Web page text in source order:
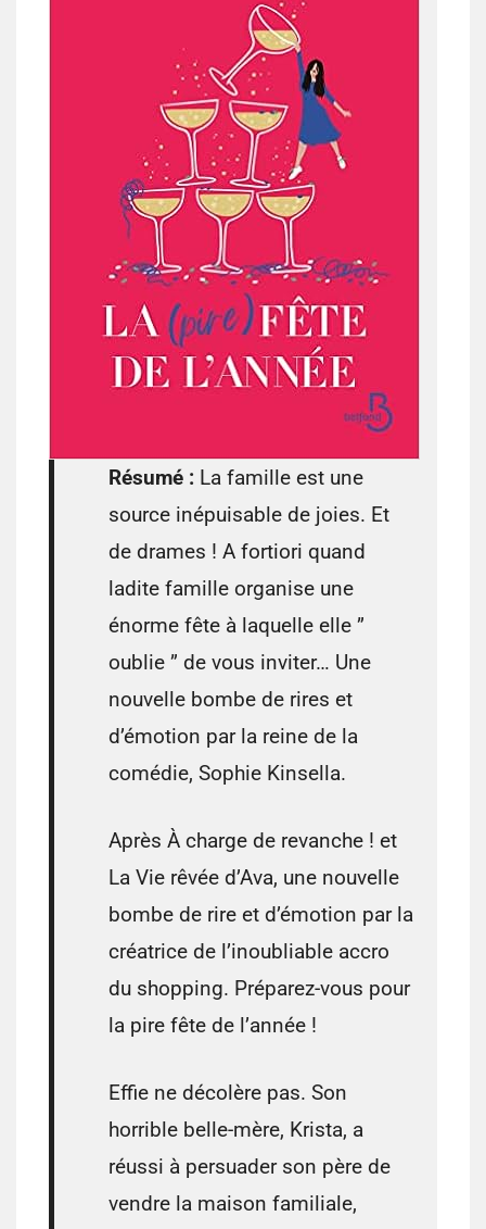
Résumé : La famille est une
source inépuisable de joies. Et
de drames ! A fortiori quand
ladite famille organise une
énorme fête à laquelle elle ”
oublie ” de vous inviter… Une
nouvelle bombe de rires et
d’émotion par la reine de la
comédie, Sophie Kinsella.
Après À charge de revanche ! et
La Vie rêvée d’Ava, une nouvelle
bombe de rire et d’émotion par la
créatrice de l’inoubliable accro
du shopping. Préparez-vous pour
la pire fête de l’année !
Effie ne décolère pas. Son
horrible belle-mère, Krista, a
réussi à persuader son père de
vendre la maison familiale,